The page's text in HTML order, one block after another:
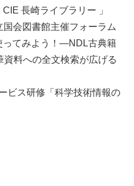
長崎ライブラリー 」
会図書館主催フォーラム
ってみよう！—NDL古典籍
料への全文検索が広げる
ビス研修「科学技術情報の